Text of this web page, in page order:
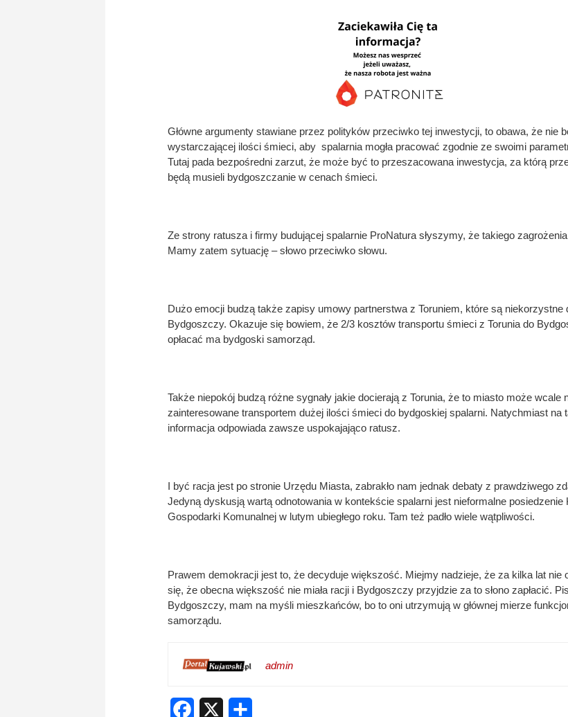
Główne argumenty stawiane przez polityków przeciwko tej inwestycji, to obawa, że nie
wystarczającej ilości śmieci, aby spalarnia mogła pracować zgodnie ze swoimi
Tutaj pada bezpośredni zarzut, że może być to przeszacowana inwestycja, za którą
będą musieli bydgoszczanie w cenach śmieci.
Ze strony ratusza i firmy budującej spalarnie ProNatura słyszymy, że takiego
Mamy zatem sytuację – słowo przeciwko słowu.
Dużo emocji budzą także zapisy umowy partnerstwa z Toruniem, które są niekorzystne
Bydgoszczy. Okazuje się bowiem, że 2/3 kosztów transportu śmieci z Torunia do
opłacać ma bydgoski samorząd.
Także niepokój budzą różne sygnały jakie docierają z Torunia, że to miasto może wcale
zainteresowane transportem dużej ilości śmieci do bydgoskiej spalarni. Natychmiast na
informacja odpowiada zawsze uspokajająco ratusz.
I być racja jest po stronie Urzędu Miasta, zabrakło nam jednak debaty z prawdziwego
Jedyną dyskusją wartą odnotowania w kontekście spalarni jest nieformalne posiedzenie
Gospodarki Komunalnej w lutym ubiegłego roku. Tam też padło wiele wątpliwości.
Prawem demokracji jest to, że decyduje większość. Miejmy nadzieje, że za kilka lat nie
się, że obecna większość nie miała racji i Bydgoszczy przyjdzie za to słono zapłacić.
Bydgoszczy, mam na myśli mieszkańców, bo to oni utrzymują w głównej mierze
samorządu.
admin
Facebook